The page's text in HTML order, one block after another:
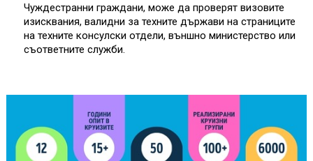
Чуждестранни граждани, може да проверят визовите
изисквания, валидни за техните държави на страниците
на техните консулски отдели, външно министерство или
съответните служби.